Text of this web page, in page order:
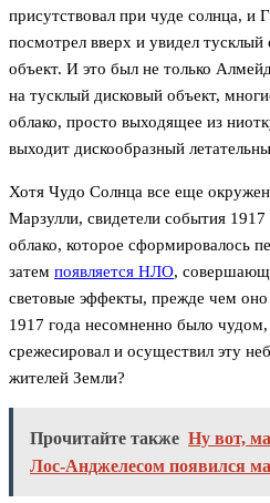
присутствовал при чуде солнца, и
посмотрел вверх и увидел
объект. И это был не только
на тусклый дисковый объект,
облако, просто выходящее из
выходит дискообразный
Хотя Чудо Солнца все еще
Марзулли, свидетели события
облако, которое сформировалось
затем появляется НЛО,
световые эффекты, прежде чем
1917 года несомненно было чудом,
срежесировал и осуществил эту
жителей Земли?
Прочитайте также Ну вот,
Лос-Анджелесом появился